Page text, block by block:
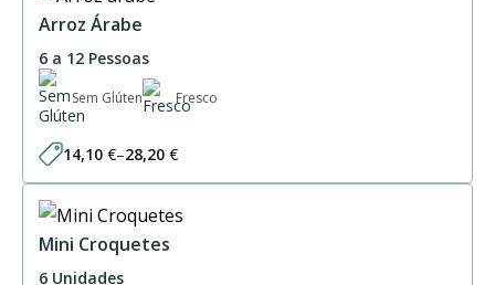
Arroz Árabe
6 a 12 Pessoas
Sem Glúten Fresco
14,10 €–28,20 €
Price
range:
through
28,20 €
Mini Croquetes
6 Unidades